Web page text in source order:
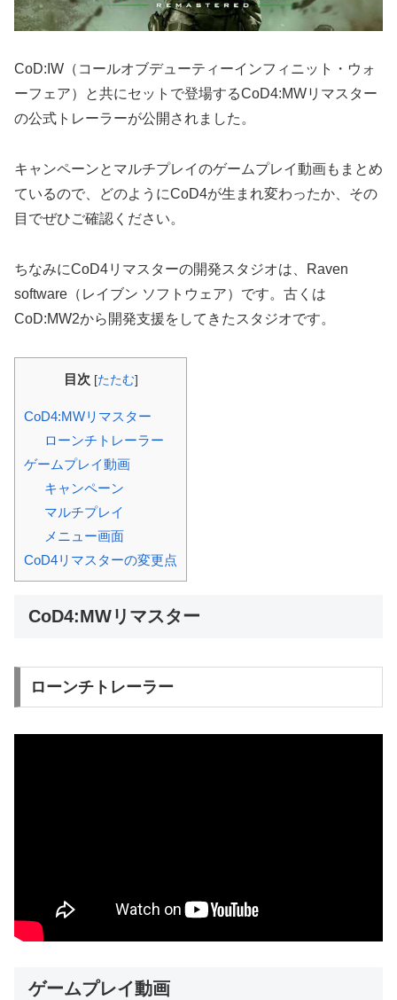
CoD:IW（コールオブデューティーインフィニット・ウォ
ーフェア）と共にセットで登場するCoD4:MWリマスター
の公式トレーラーが公開されました。
キャンペーンとマルチプレイのゲームプレイ動画もまとめ
ているので、どのようにCoD4が生まれ変わったか、その
目でぜひご確認ください。
ちなみにCoD4リマスターの開発スタジオは、Raven
software（レイブン ソフトウェア）です。古くは
CoD:MW2から開発支援をしてきたスタジオです。
目次 [たたむ]
CoD4:MWリマスター
ローンチトレーラー
ゲームプレイ動画
キャンペーン
マルチプレイ
メニュー画面
CoD4リマスターの変更点
CoD4:MWリマスター
ローンチトレーラー
ゲームプレイ動画